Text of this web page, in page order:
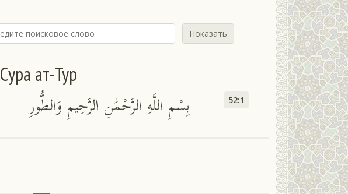
Показать
Сура ат-Тур
بِسْمِ اللَّهِ الرَّحْمَٰنِ الرَّحِيمِ وَالطُّورِ 52:1